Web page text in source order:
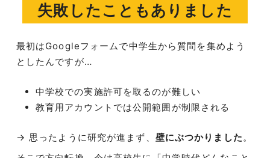
失敗したこともありました
最初はGoogleフォームで中学生から質問を集めよう
としたんですが…
中学校での実施許可を取るのが難しい
教育用アカウントでは公開範囲が制限される
→ 思ったように研究が進まず、 壁にぶつかりました。